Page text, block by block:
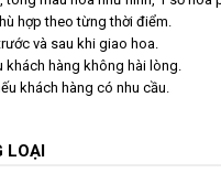
hợp theo từng thời điểm.
và sau khi giao hoa.
khách hàng không hài lòng.
khách hàng có nhu cầu.
LOẠI